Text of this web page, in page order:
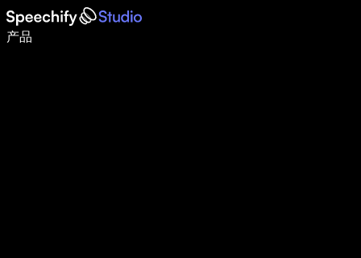
产品
语音输入，让你写作速度快 5 倍